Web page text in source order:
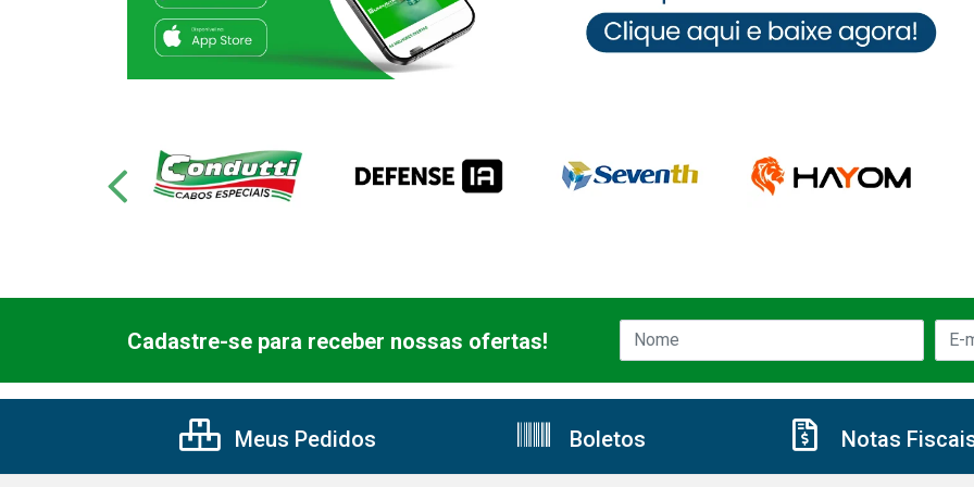
Cadastre-se para receber nossas ofertas!
Meus Pedidos Boletos Notas